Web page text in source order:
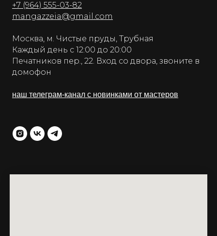
+7 (964) 555-03-82
mangazzeia@gmail.com
Москва, м. Чистые пруды, Трубная
Каждый день с 12:00 до 20:00
Печатников пер., 22. Вход со двора, звоните в
домофон
наш телеграм-канал с новинками от мастеров